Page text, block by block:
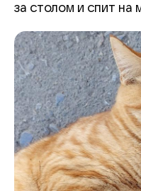
за столом и спит на